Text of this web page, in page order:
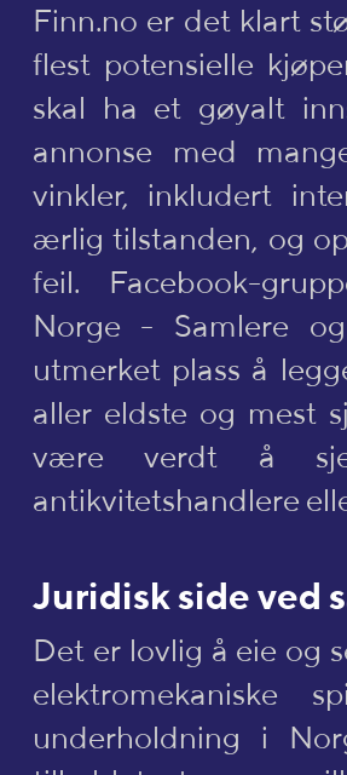
Finn.no er det klart
flest potensielle
skal ha et gøyalt
annonse med
vinkler, inkludert
ærlig tilstanden, og
feil. Facebook-
Norge - Samlere
utmerket plass å
aller eldste og mest
være verdt å
antikvitetshandlere
Juridisk side ved
Det er lovlig å eie og
elektromekaniske
underholdning i